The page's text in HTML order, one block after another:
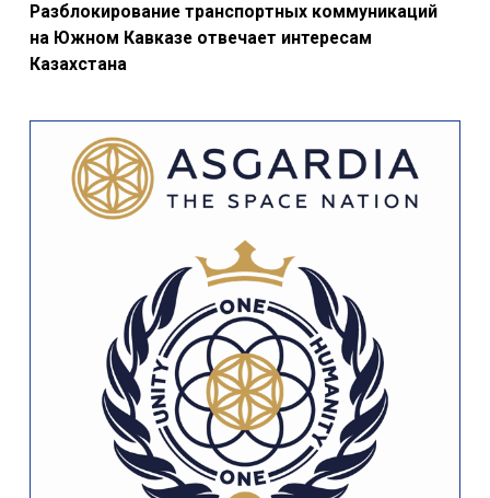
Разблокирование транспортных коммуникаций
на Южном Кавказе отвечает интересам
Казахстана